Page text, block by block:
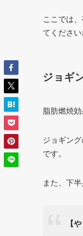
ここでは
てください
ジョギ
脂肪燃焼
ジョギン
です。
また、下
【